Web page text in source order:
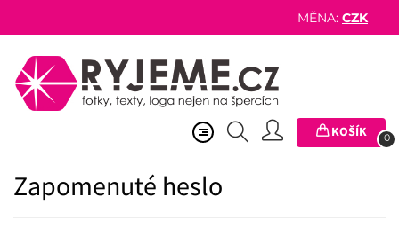
MĚNA: CZK
KOŠÍK 0
Zapomenuté heslo